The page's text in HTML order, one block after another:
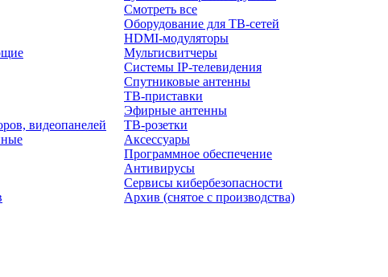
видеопанелей
Смотреть все
Оборудование для ТВ-сетей
HDMI-модуляторы
Мультисвитчеры
Системы IP-телевидения
Спутниковые антенны
ТВ-приставки
Эфирные антенны
ТВ-розетки
Аксессуары
Программное обеспечение
Антивирусы
Сервисы кибербезопасности
Архив (снятое с производства)